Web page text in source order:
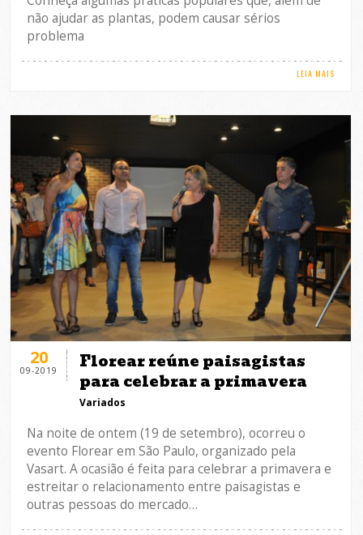
não ajudar as plantas, podem causar sérios
problema
LEIA MAIS
20
09-2019
Florear reúne paisagistas
para celebrar a primavera
Variados
Na noite de ontem (19 de setembro), ocorreu o
evento Florear em São Paulo, organizado pela
Vasart. A ocasião é feita para celebrar a primavera e
estreitar o relacionamento entre paisagistas e
outras pessoas do mercado…